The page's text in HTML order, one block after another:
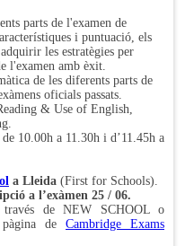
parts de l'examen de
i puntuació, els
les estratègies per
l'examen amb èxit.
de les diferents parts de
oficials passats.
& Use of English,
10.00h a 11.30h i d’11.45h a
a Lleida (First for Schools).
a l’exàmen 25 / 06.
de NEW SCHOOL o
de Cambridge Exams